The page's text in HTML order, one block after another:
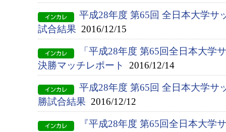
平成28年度 第65回 全日本大学
試合結果 2016/12/15
「平成28年度 第65回全日本大学
決勝マッチレポート
2016/12/14
平成28年度 第65回 全日本大学
勝試合結果 2016/12/12
『平成28年度 第65回全日本大学